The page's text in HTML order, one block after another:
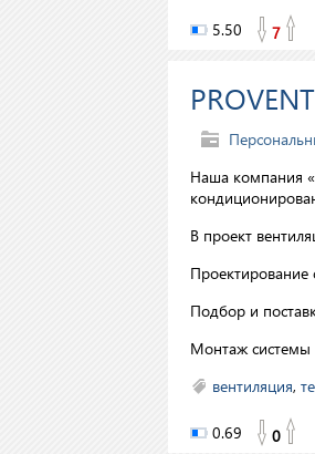
5.50 7
Наша компания
В проект
Проектирование
Подбор и
Монтаж системы
вентиляция,
0.69 0